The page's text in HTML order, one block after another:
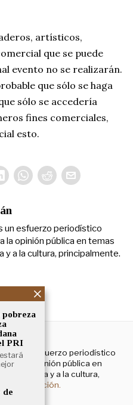
artísticos,
que se puede
evento no se realizarán.
que sólo se haga
sólo se accedería
fines comerciales,
esto.
un esfuerzo periodístico
la opinión pública en temas
y a la cultura, principalmente.
es un esfuerzo periodístico
a la opinión pública en
a la política y a la cultura,
información.
pobreza
PRI
de